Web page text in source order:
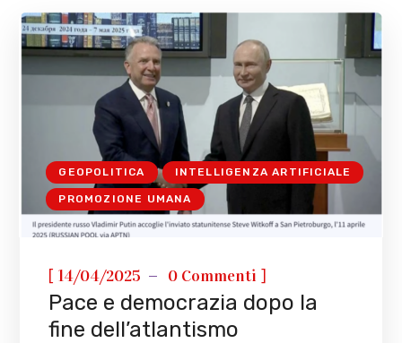
GEOPOLITICA INTELLIGENZA ARTIFICIALE
PROMOZIONE UMANA
[14/04/2025 0 Commenti ]
Pace e democrazia dopo la
fine dell’atlantismo